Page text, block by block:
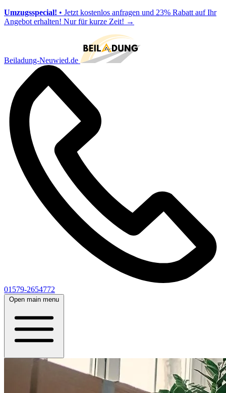
Umzugsspecial! • Jetzt kostenlos anfragen und 23% Rabatt auf Ihr
Angebot erhalten! Nur für kurze Zeit! →
Beiladung-Neuwied.de
01579-2654772
Open main menu